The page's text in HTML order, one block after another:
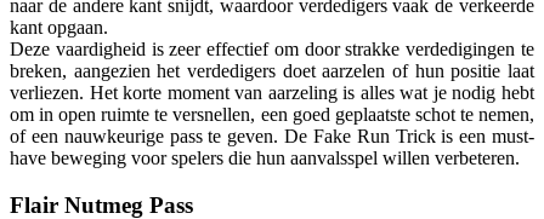
naar de andere kant snijdt, waardoor verdedigers vaak de verkeerde
kant opgaan.
Deze vaardigheid is zeer effectief om door strakke verdedigingen te
breken, aangezien het verdedigers doet aarzelen of hun positie laat
verliezen. Het korte moment van aarzeling is alles wat je nodig hebt
om in open ruimte te versnellen, een goed geplaatste schot te nemen,
of een nauwkeurige pass te geven. De Fake Run Trick is een must-
have beweging voor spelers die hun aanvalsspel willen verbeteren.
Flair Nutmeg Pass